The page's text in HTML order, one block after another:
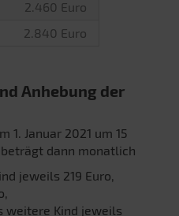
2.460 Euro
2.840 Euro
Anhebung der
1. Januar 2021 um 15
dann monatlich
jeweils 219 Euro,
weitere Kind jeweils